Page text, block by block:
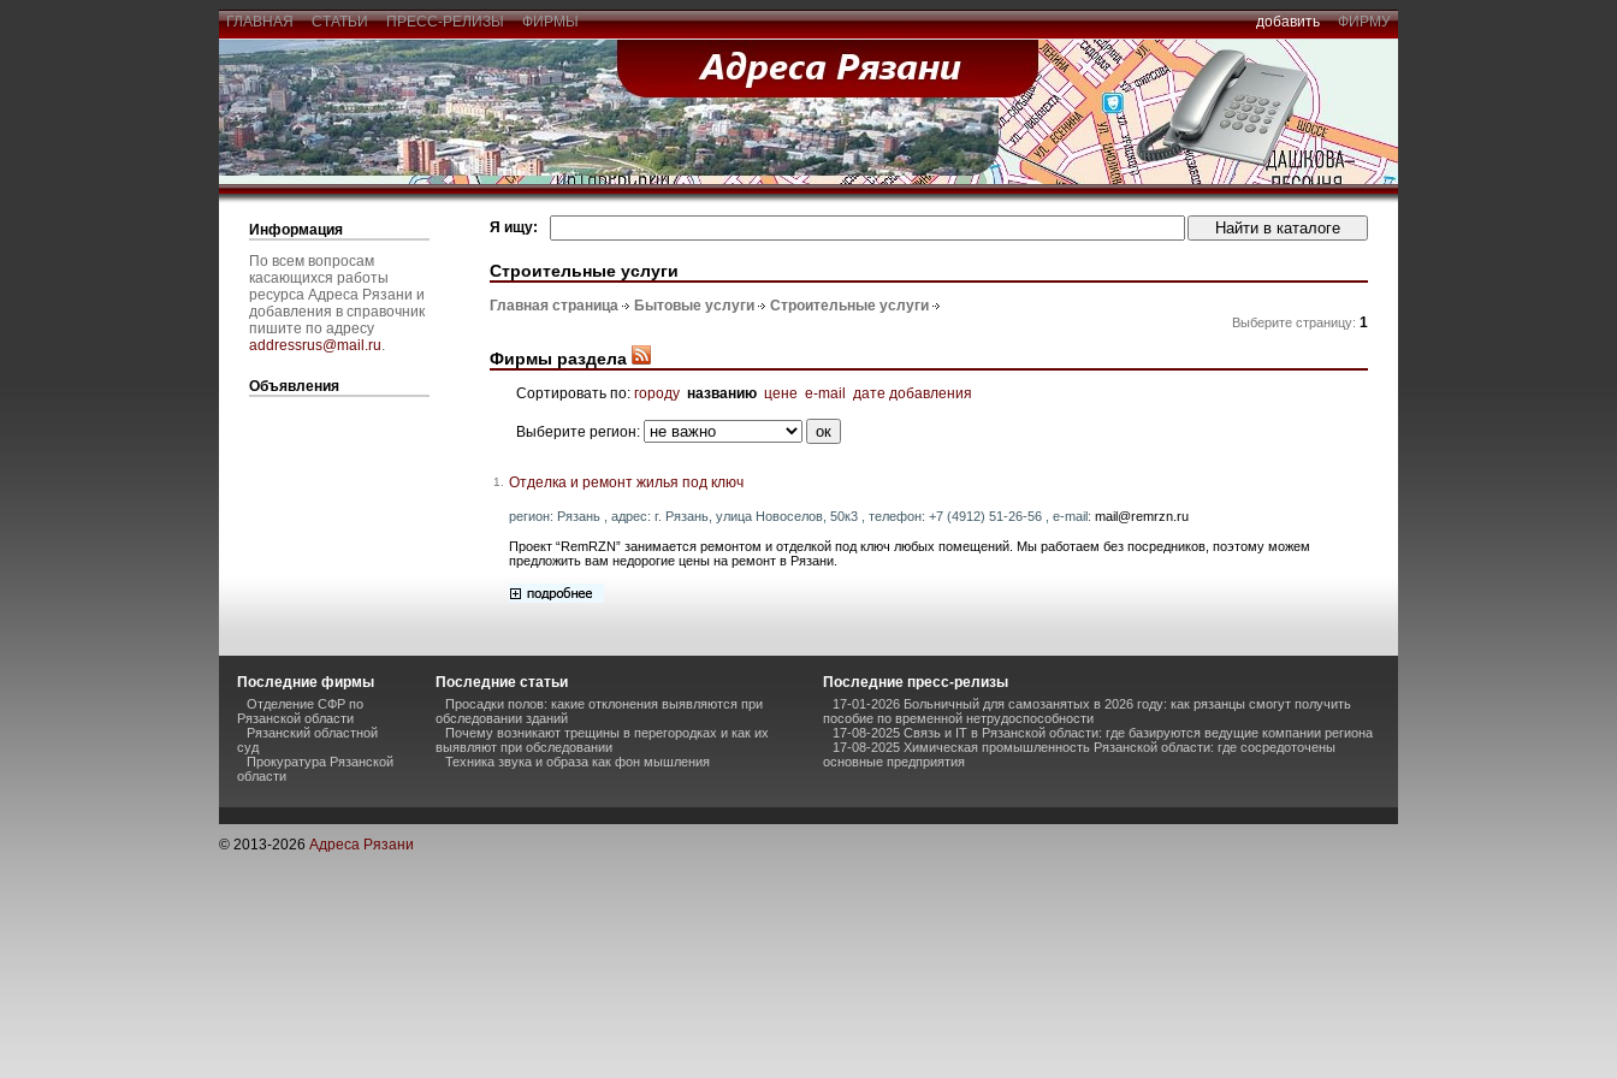
ГЛАВНАЯ СТАТЬИ ПРЕСС-РЕЛИЗЫ ФИРМЫ добавить ФИРМУ
Информация
По всем вопросам
касающихся работы
ресурса Адреса Рязани и
добавления в справочник
пишите по адресу
addressrus@mail.ru.
Объявления
Я ищу:
Строительные услуги
Главная страница Бытовые услуги Строительные услуги
Выберите страницу: 1
Фирмы раздела
Сортировать по: городу названию цене e-mail дате добавления
Выберите регион:
1. Отделка и ремонт жилья под ключ
регион: Рязань , адрес: г. Рязань, улица Новоселов, 50к3 , телефон: +7 (4912) 51-26-56 , e-mail: mail@remrzn.ru
Проект “RemRZN” занимается ремонтом и отделкой под ключ любых помещений. Мы работаем без посредников, поэтому можем
предложить вам недорогие цены на ремонт в Рязани.
Последние фирмы
Отделение СФР по
Рязанской области
Рязанский областной
суд
Прокуратура Рязанской
области
Последние статьи
Просадки полов: какие отклонения выявляются при
обследовании зданий
Почему возникают трещины в перегородках и как их
выявляют при обследовании
Техника звука и образа как фон мышления
Последние пресс-релизы
17-01-2026 Больничный для самозанятых в 2026 году: как рязанцы смогут получить
пособие по временной нетрудоспособности
17-08-2025 Связь и IT в Рязанской области: где базируются ведущие компании региона
17-08-2025 Химическая промышленность Рязанской области: где сосредоточены
основные предприятия
© 2013-2026 Адреса Рязани